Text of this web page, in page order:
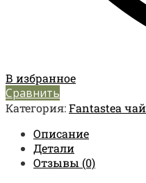
В избранное
Сравнить
Категория:Fantastea чай
Описание
Детали
Отзывы (0)